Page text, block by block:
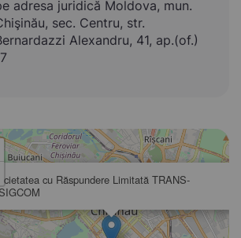
adresa juridică Moldova, mun.
sec. Centru, str.
Alexandru, 41, ap.(of.)
cu Răspundere Limitată TRANS-